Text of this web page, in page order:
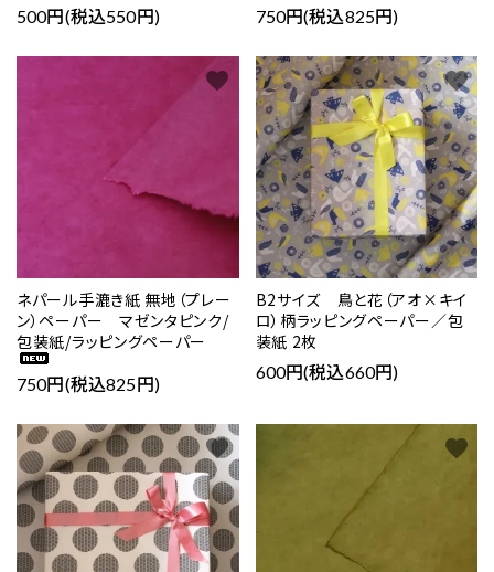
500円(税込550円) 750円(税込825円)
ネパール手漉き紙 無地（プレー
ン）ペーパー マゼンタピンク/
包装紙/ラッピングペーパー
750円(税込825円)
favorite
B2サイズ 鳥と花（アオ×キイ
ロ）柄ラッピングペーパー／包
装紙 2枚
600円(税込660円)
favorite
favorite favorite